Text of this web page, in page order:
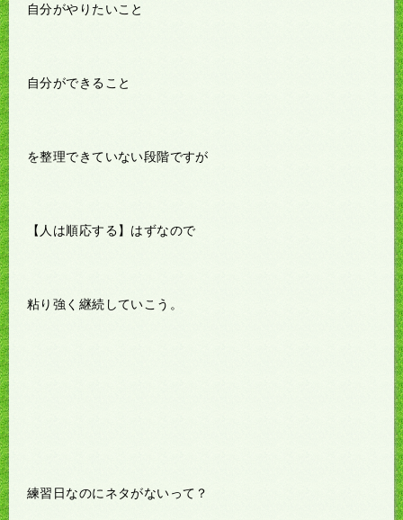
自分がやりたいこと
自分ができること
を整理できていない段階ですが
【人は順応する】はずなので
粘り強く継続していこう。
練習日なのにネタがないって？